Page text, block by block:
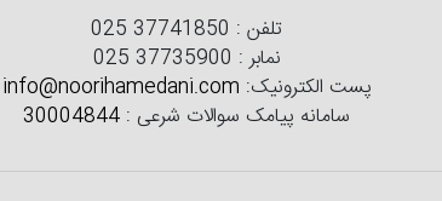
تلفن : 025 37741850
نمابر : 025 37735900
پست الکترونیک: info@noorihamedani.com
سامانه پیامک سوالات شرعی : 30004844